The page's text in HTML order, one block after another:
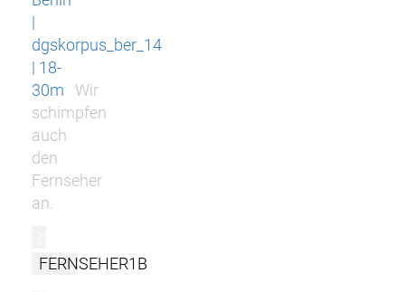
|
dgskorpus_ber_14
| 18-
30m
Wir
schimpfen
auch
den
Fernseher
an.
FERNSEHER1B